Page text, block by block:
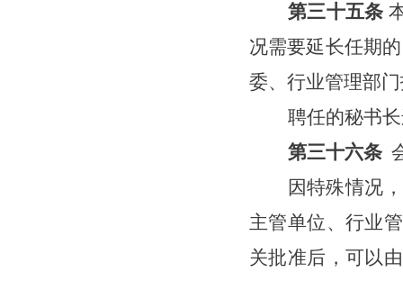
第三十五条
况需要延长任期
委、行业管理部
聘任的秘书
第三十六条
因特殊情况
主管单位、行业
关批准后，可以